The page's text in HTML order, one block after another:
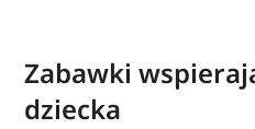
Zabawki
dziecka